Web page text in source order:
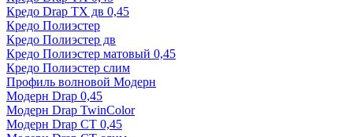
Кредо Drap ТХ дв 0,45
Кредо Полиэстер
Кредо Полиэстер дв
Кредо Полиэстер матовый 0,45
Кредо Полиэстер слим
Профиль волновой Модерн
Модерн Drap 0,45
Модерн Drap TwinColor
Модерн Drap СТ 0,45